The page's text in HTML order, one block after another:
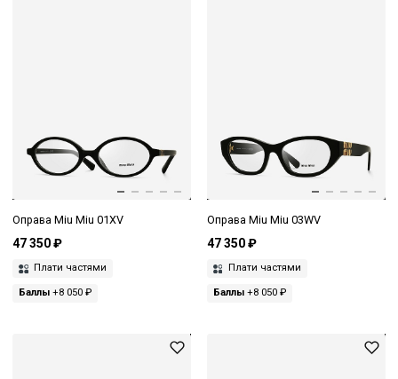
Оправа Miu Miu 01XV
47 350 ₽
Плати частями
Баллы +8 050 ₽
Оправа Miu Miu 03WV
47 350 ₽
Плати частями
Баллы+8 050 ₽